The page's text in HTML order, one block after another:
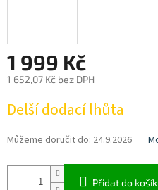
1 999 Kč
1 652,07 Kč bez DPH
cena:
Delší dodací lhůta
Můžeme doručit do: 24.9.2026
Přidat do